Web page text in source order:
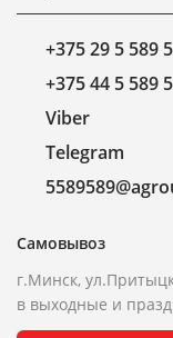
+375 29 5 589
+375 44 5 589
Viber
Telegram
Самовывоз
г.Минск,
в выходные и